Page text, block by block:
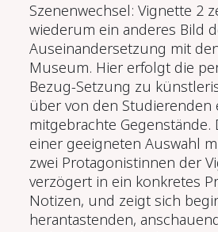
Szenenwechsel: Vignette 2
wiederum ein anderes Bild
Auseinandersetzung mit
Museum. Hier erfolgt die
Bezug-Setzung zu
über von den Studierenden
mitgebrachte Gegenstände.
einer geeigneten Auswahl
zwei Protagonistinnen der
verzögert in ein konkretes
Notizen, und zeigt sich
herantastenden,